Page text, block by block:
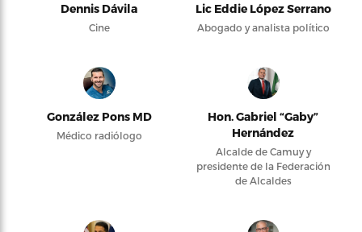
Dennis Dávila
Cine
Lic Eddie López Serrano
Abogado y analista político
González Pons MD
Médico radiólogo
Hon. Gabriel “Gaby”
Hernández
Alcalde de Camuy y
presidente de la Federación
de Alcaldes